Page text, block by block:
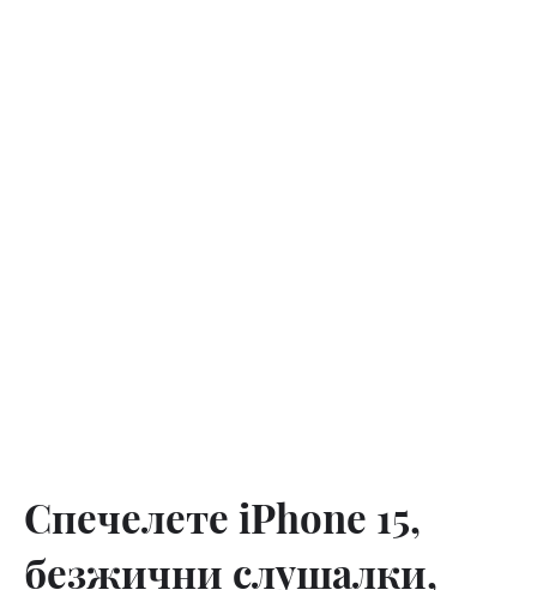
Спечелете iPhone 15,
безжични слушалки,